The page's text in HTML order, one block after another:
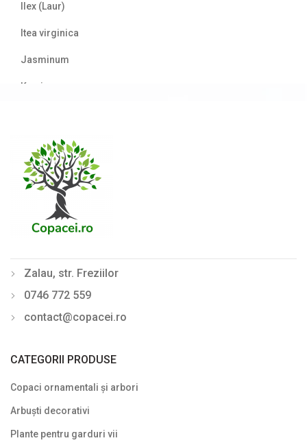
Ilex (Laur)
Itea virginica
Jasminum
Kerria
Lemn câinesc (Ligustrum)
Liliac de vară (Buddleja davidii)
Mahonia
Philadelphus (Lămâiță)
Physocarpus
Pyracantha
Sălcioară (Elaeagnus)
Spiraea (Cununiță)
Symphoricarpos
Zalau, str. Freziilor
0746 772 559
contact@copacei.ro
CATEGORII PRODUSE
Copaci ornamentali și arbori
Arbuști decorativi
Plante pentru garduri vii